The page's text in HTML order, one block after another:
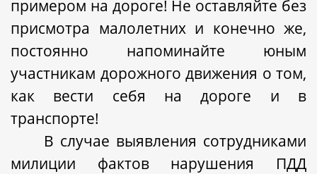
примером на дороге! Не оставляйте без
присмотра малолетних и конечно же,
постоянно напоминайте юным
участникам дорожного движения о том,
как вести себя на дороге и в
транспорте!
В случае выявления сотрудниками
милиции фактов нарушения ПДД